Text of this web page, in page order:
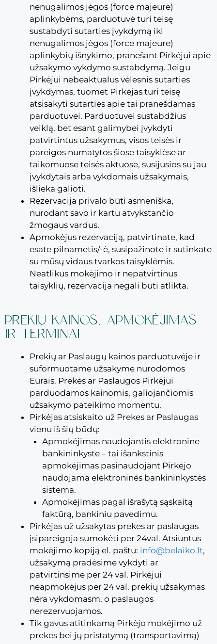
nenugalimos jėgos (force majeure)
aplinkybėms, parduotuvė turi teisę
sustabdyti sutarties įvykdymą iki
nenugalimos jėgos (force majeure)
aplinkybių išnykimo, pranešant Pirkėjui apie
užsakymo vykdymo sustabdymą. Jeigu
Pirkėjui nebeaktualus vėlesnis sutarties
įvykdymas, tuomet Pirkėjas turi teisę
atsisakyti sutarties apie tai pranešdamas
parduotuvei. Parduotuvei sustabdžius
veiklą, bet esant galimybei įvykdyti
patvirtintus užsakymus, visos teisės ir
pareigos numatytos šiose taisyklėse ar
taikomuose teisės aktuose, susijusios su jau
įvykdytais arba vykdomais užsakymais,
išlieka galioti.
Rezervacija privalo būti asmeniška,
nurodant savo ir kartu atvykstančio
žmogaus vardus.
Apmokėjus rezervaciją, patvirtinate, kad
esate pilnametis/-ė, susipažinote ir sutinkate
su mūsų vidaus tvarkos taisyklėmis.
Neatlikus mokėjimo ir nepatvirtinus
taisyklių, rezervacija negali būti atlikta.
PREKIŲ KAINOS, APMOKĖJIMAS
IR TERMINAI​
Prekių ar Paslaugų kainos parduotuvėje ir
suformuotame užsakyme nurodomos
Eurais. Prekės ar Paslaugos Pirkėjui
parduodamos kainomis, galiojančiomis
užsakymo pateikimo momentu.
Pirkėjas atsiskaito už Prekes ar Paslaugas
vienu iš šių būdų:
Apmokėjimas naudojantis elektronine
bankininkyste – tai išankstinis
apmokėjimas pasinaudojant Pirkėjo
naudojama elektroninės bankininkystės
sistema.
Apmokėjimas pagal išrašytą sąskaitą
faktūrą, bankiniu pavedimu.
Pirkėjas už užsakytas prekes ar paslaugas
įsipareigoja sumokėti per 24val. Atsiuntus
mokėjimo kopiją el. paštu: info@belaiko.lt,
užsakymą pradėsime vykdyti ar
patvirtinsime per 24 val. Pirkėjui
neapmokėjus per 24 val. prekių užsakymas
nėra vykdomasm, o paslaugos
nerezervuojamos.
Tik gavus atitinkamą Pirkėjo mokėjimo už
prekes bei jų pristatymą (transportavimą)